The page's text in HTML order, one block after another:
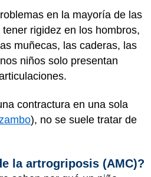
en la mayoría de las
rigidez en los hombros,
muñecas, las caderas, las
niños solo presentan
contractura en una sola
), no se suele tratar de
la artrogriposis (AMC)?